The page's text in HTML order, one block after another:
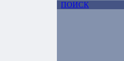
ПОИСК